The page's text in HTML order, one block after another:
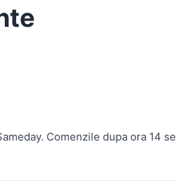
Comenzile dupa ora 14 se